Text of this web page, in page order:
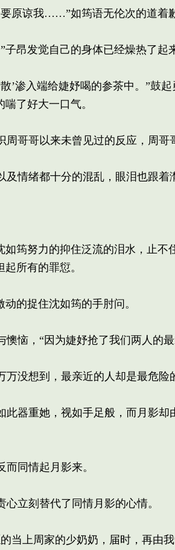
原谅我……”如筠语无伦次的道着
昂发觉自己的身体已经燥热了起
’渗入端给婕妤喝的参茶中。”鼓
了好大一口气。
哥哥以来未曾见过的反应，周
情绪都十分的混乱，眼泪也跟着
筠努力的抑住泛流的泪水，止不
所有的罪愆。
的捉住沈如筠的手肘问。
恼，“因为婕妤抢了我们两人的最
没想到，最亲近的人却是最危险
器重她，视如手足般，而月影却
同情起月影来。
立刻替代了同情月影的心情。
当上周家的少奶奶，届时，再由